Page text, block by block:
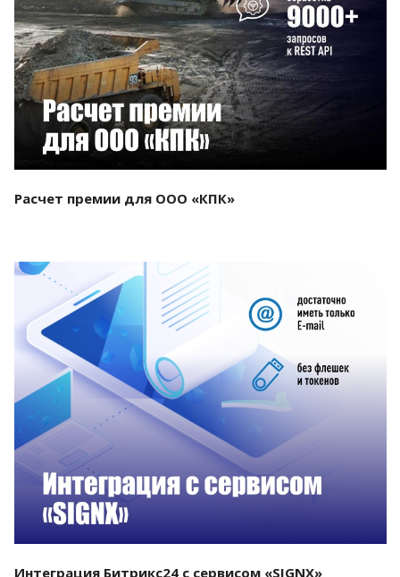
Смотреть проект
Расчет премии для ООО «КПК»
Смотреть проект
Интеграция Битрикс24 с сервисом «SIGNX»